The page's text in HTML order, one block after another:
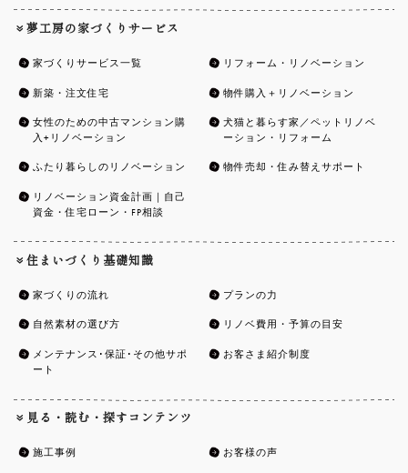
夢工房の家づくりサービス
家づくりサービス一覧 リフォーム・リノベーション
新築・注文住宅 物件購入＋リノベーション
女性のための中古マンション購
入+リノベーション
犬猫と暮らす家／ペットリノベ
ーション・リフォーム
ふたり暮らしのリノベーション 物件売却・住み替えサポート
リノベーション資金計画｜自己
資金・住宅ローン・FP相談
住まいづくり基礎知識
家づくりの流れ プランの力
自然素材の選び方 リノベ費用・予算の目安
メンテナンス･保証･その他サポ
ート
お客さま紹介制度
見る・読む・探すコンテンツ
施工事例 お客様の声